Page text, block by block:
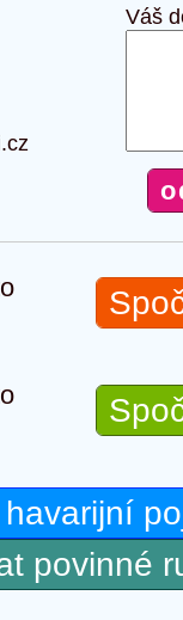
Váš
povinné